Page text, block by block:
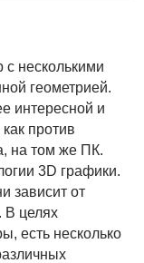
несколькими
геометрией.
интересной и
против
на том же ПК.
3D графики.
зависит от
В целях
есть несколько